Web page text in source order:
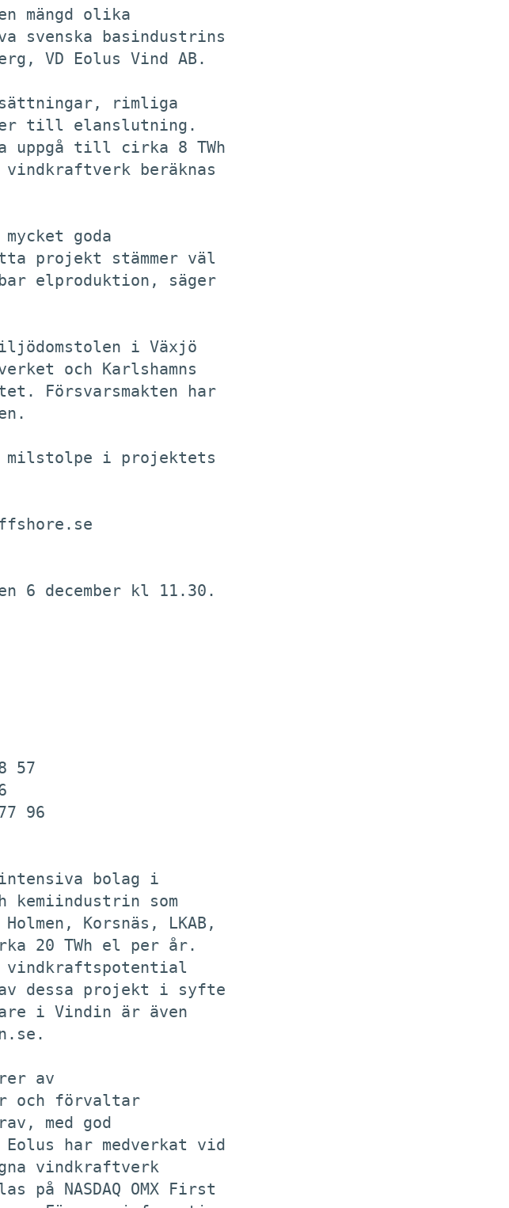
mängd olika
svenska basindustrins
VD Eolus Vind AB.
rimliga
till elanslutning.
uppgå till cirka 8 TWh
beräknas
goda
projekt stämmer väl
elproduktion, säger
i Växjö
och Karlshamns
Försvarsmakten har
milstolpe i projektets
6 december kl 11.30.
bolag i
kemiindustrin som
Korsnäs, LKAB,
20 TWh el per år.
dessa projekt i syfte
i Vindin är även
av
och förvaltar
med god
har medverkat vid
vindkraftverk
NASDAQ OMX First